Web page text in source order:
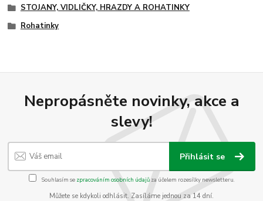
STOJANY, VIDLIČKY, HRAZDY A ROHATINKY
Rohatinky
Nepropásněte novinky, akce a
slevy!
Přihlásit se
Souhlasím se zpracováním osobních údajůza účelem rozesílky newsletteru.
Můžete se kdykoli odhlásit. Zasíláme jednou za 14 dní.